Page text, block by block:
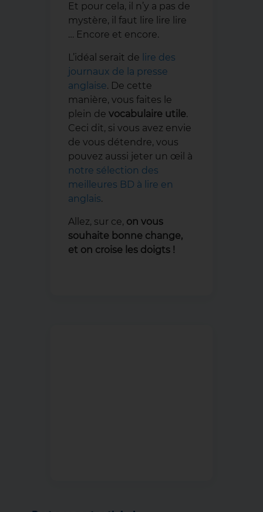
Et pour cela, il n’y a pas de
mystère, il faut lire lire lire
… Encore et encore.
L’idéal serait de lire des
journaux de la presse
anglaise. De cette
manière, vous faites le
plein devocabulaire utile.
Ceci dit, si vous avez envie
de vous détendre, vous
pouvez aussi jeter un œil à
notre sélection des
meilleures BD à lire en
anglais.
Allez, sur ce, on vous
souhaite bonne change,
et on croise les doigts !